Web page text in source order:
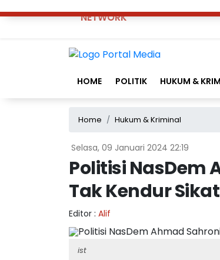
NETWORK
HOME POLITIK HUKUM &
Home Hukum & Kriminal
Selasa, 09 Januari 2024 22:19
Politisi NasDem
Tak Kendur
Editor : Alif
ist